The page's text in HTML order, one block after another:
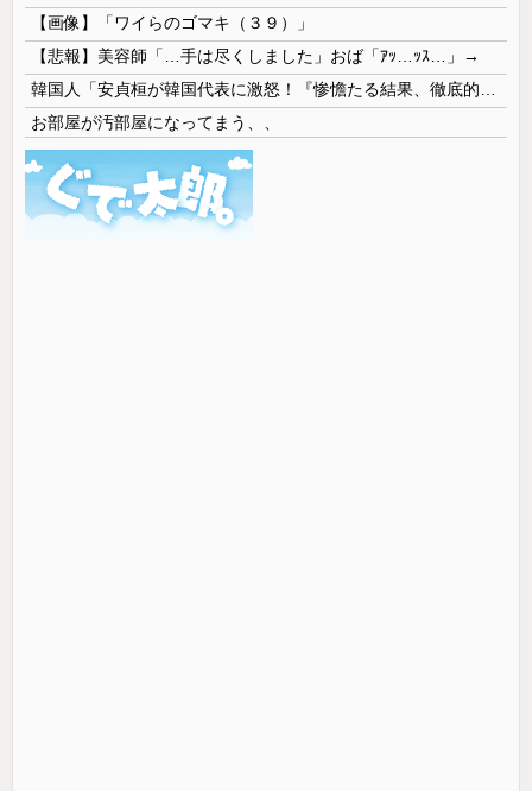
【画像】「ワイらのゴマキ（３９）」
【悲報】美容師「…手は尽くしました」おば「ｱｯ…ｯｽ…」→
お部屋が汚部屋になってまう、、